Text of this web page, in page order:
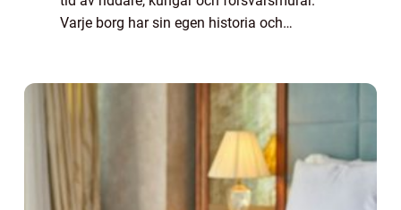
Varje borg har sin egen historia och